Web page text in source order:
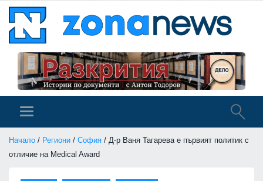
Начало / Региони / София / Д-р Ваня Тагарева е първият политик с
отличие на Medical Award